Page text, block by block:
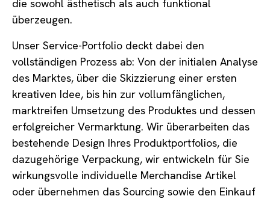
die sowohl ästhetisch als auch funktional
überzeugen.
Unser Service-Portfolio deckt dabei den
vollständigen Prozess ab: Von der initialen Analyse
des Marktes, über die Skizzierung einer ersten
kreativen Idee, bis hin zur vollumfänglichen,
marktreifen Umsetzung des Produktes und dessen
erfolgreicher Vermarktung. Wir überarbeiten das
bestehende Design Ihres Produktportfolios, die
dazugehörige Verpackung, wir entwickeln für Sie
wirkungsvolle individuelle Merchandise Artikel
oder übernehmen das Sourcing sowie den Einkauf